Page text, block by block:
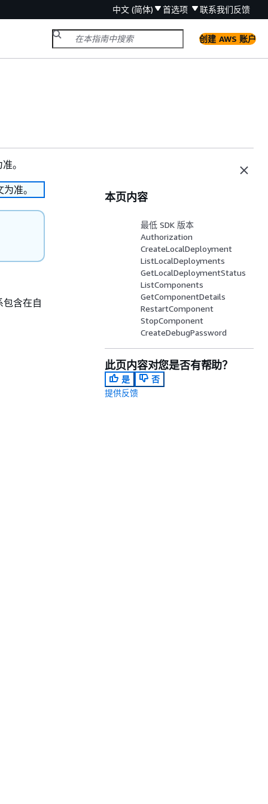
中文 (简体) 首选项 联系我们反馈
创建 AWS 账户
。
准。
包含在自
本页内容
最低 SDK 版本
Authorization
CreateLocalDeployment
ListLocalDeployments
GetLocalDeploymentStatus
ListComponents
GetComponentDetails
RestartComponent
StopComponent
CreateDebugPassword
此页内容对您是否有帮助？
是
否
提供反馈